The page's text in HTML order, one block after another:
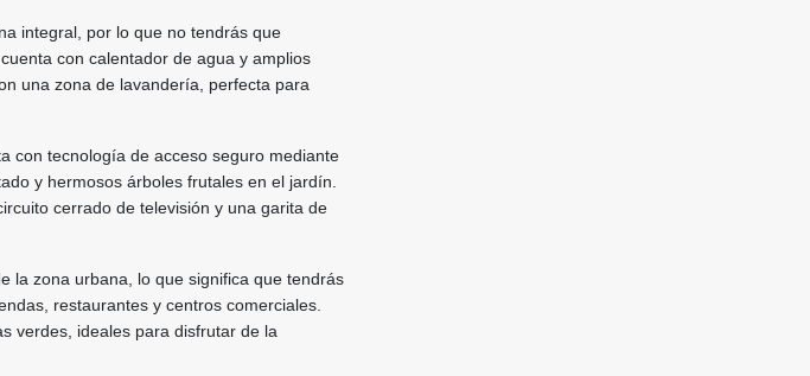
integral, por lo que no tendrás que
con calentador de agua y amplios
una zona de lavandería, perfecta para
con tecnología de acceso seguro mediante
y hermosos árboles frutales en el jardín.
cerrado de televisión y una garita de
la zona urbana, lo que significa que tendrás
restaurantes y centros comerciales.
verdes, ideales para disfrutar de la